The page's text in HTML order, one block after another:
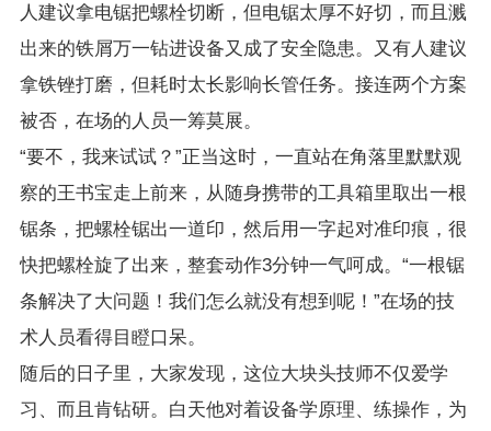
人建议拿电锯把螺栓切断，但电锯太厚不好切，而且溅
出来的铁屑万一钻进设备又成了安全隐患。又有人建议
拿铁锉打磨，但耗时太长影响长管任务。接连两个方案
被否，在场的人员一筹莫展。
“要不，我来试试？”正当这时，一直站在角落里默默观
察的王书宝走上前来，从随身携带的工具箱里取出一根
锯条，把螺栓锯出一道印，然后用一字起对准印痕，很
快把螺栓旋了出来，整套动作3分钟一气呵成。“一根锯
条解决了大问题！我们怎么就没有想到呢！”在场的技
术人员看得目瞪口呆。
随后的日子里，大家发现，这位大块头技师不仅爱学
习、而且肯钻研。白天他对着设备学原理、练操作，为